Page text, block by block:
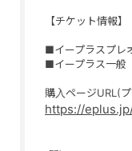
【チケット情報】
■イープラスプ
■イープラス一
購入ページURL(
https://